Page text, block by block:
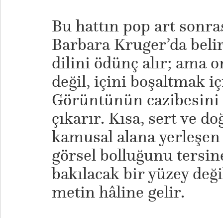
Bu hattın pop art
Barbara Kruger’da
dilini ödünç alır; ama
değil, içini boşaltmak
Görüntünün
çıkarır. Kısa, sert ve
kamusal alana
görsel bolluğunu
bakılacak bir yüzey
metin hâline gelir.